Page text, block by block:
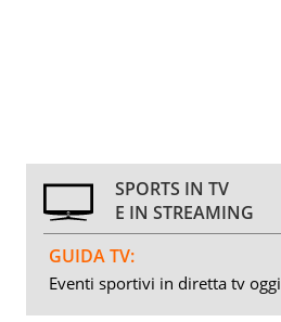
SPORTS IN TV
E IN STREAMING
GUIDA TV:
Eventi sportivi in diretta tv oggi